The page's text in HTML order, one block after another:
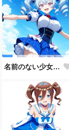
名前のない少女、誕生。🩵